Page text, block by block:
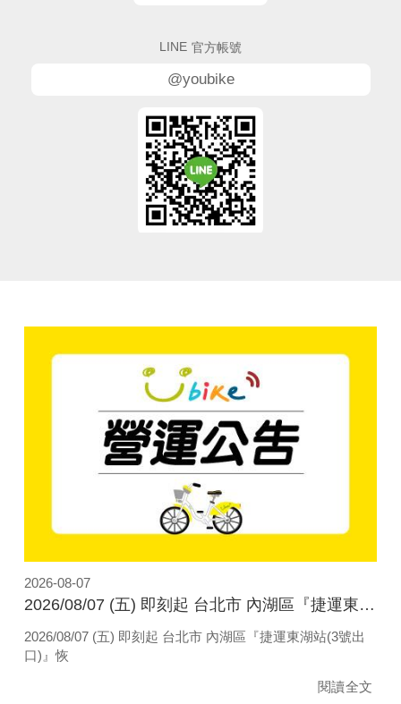
LINE 官方帳號
@youbike
2026-08-07
2026/08/07 (五) 即刻起 台北市 內湖區『捷運東湖站(3號出口)』恢復營運
2026/08/07 (五) 即刻起 台北市 內湖區『捷運東湖站(3號出
口)』恢
閱讀全文